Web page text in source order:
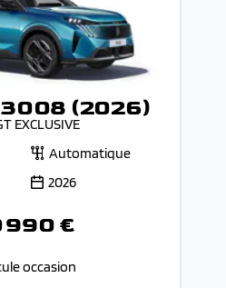
3008 (2026)
EXCLUSIVE
Automatique
2026
990 €
occasion